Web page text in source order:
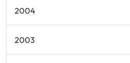
2004
2003